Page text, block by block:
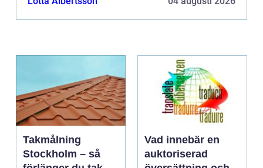
Takmålning
Stockholm – så
Vad innebär en
auktoriserad